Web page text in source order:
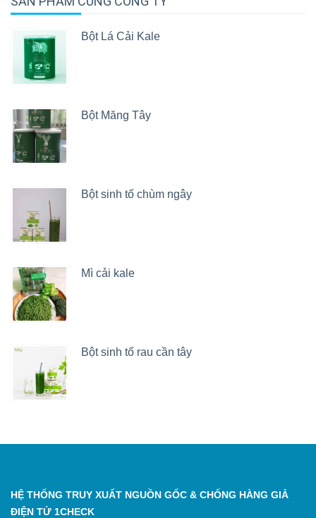
Bột Lá Cải Kale
Bột Măng Tây
Bột sinh tố chùm ngây
Mì cải kale
Bột sinh tố rau cần tây
HỆ THỐNG TRUY XUẤT NGUỒN GỐC & CHỐNG HÀNG GIẢ
ĐIỆN TỬ 1CHECK